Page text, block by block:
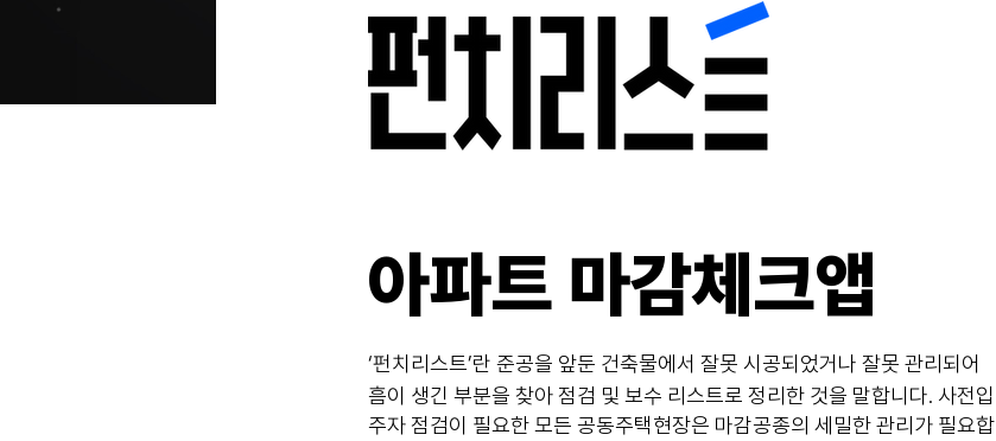
​아파트 마감체크앱
‘펀치리스트’란 준공을 앞둔 건축물에서 잘못 시공되었거나 잘못 관리되어
흠이 생긴 부분을 찾아 점검 및 보수 리스트로 정리한 것을 말합니다. 사전입
주자 점검이 필요한 모든 공동주택현장은 마감공종의 세밀한 관리가 필요합